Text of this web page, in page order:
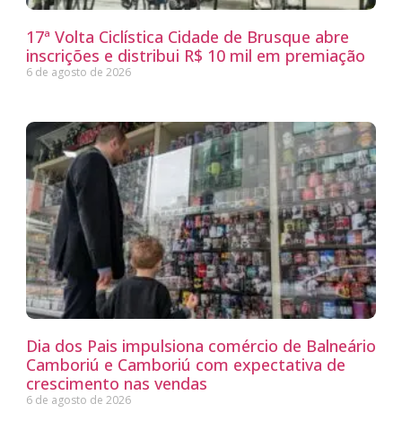
17ª Volta Ciclística Cidade de Brusque abre
inscrições e distribui R$ 10 mil em premiação
6 de agosto de 2026
Dia dos Pais impulsiona comércio de Balneário
Camboriú e Camboriú com expectativa de
crescimento nas vendas
6 de agosto de 2026